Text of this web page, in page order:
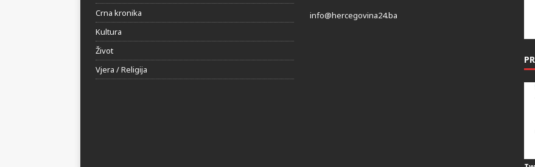
Crna kronika
Kultura
Život
Vjera / Religija
info@hercegovina24.ba